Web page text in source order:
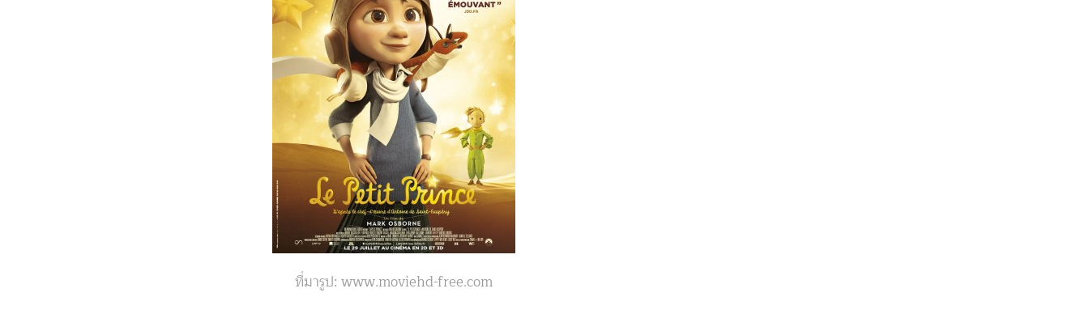
ที่มารูป: www.moviehd-free.com